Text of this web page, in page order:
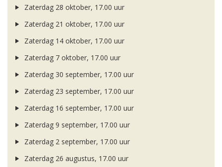
Zaterdag 28 oktober, 17.00 uur
Zaterdag 21 oktober, 17.00 uur
Zaterdag 14 oktober, 17.00 uur
Zaterdag 7 oktober, 17.00 uur
Zaterdag 30 september, 17.00 uur
Zaterdag 23 september, 17.00 uur
Zaterdag 16 september, 17.00 uur
Zaterdag 9 september, 17.00 uur
Zaterdag 2 september, 17.00 uur
Zaterdag 26 augustus, 17.00 uur